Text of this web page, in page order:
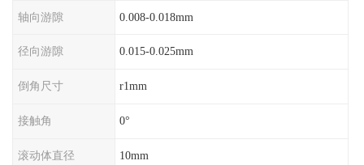
轴向游隙 0.008-0.018mm
径向游隙 0.015-0.025mm
倒角尺寸 r1mm
接触角 0°
滚动体直径 10mm